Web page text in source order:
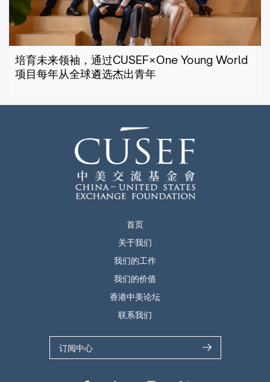
培育未来领袖，通过CUSEF×One Young World
项目每年从全球遴选杰出青年
首页
关于我们
我们的工作
我们的价值
香港中美论坛
联系我们
订阅中心